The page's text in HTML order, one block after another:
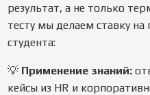
результат, а не только
тесту мы делаем ставку
студента:
💡 Применение знаний:
кейсы из HR и